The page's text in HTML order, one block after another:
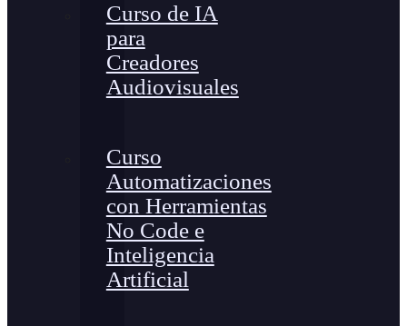
Curso de IA
para
Creadores
Audiovisuales
Curso
Automatizaciones
con Herramientas
No Code e
Inteligencia
Artificial